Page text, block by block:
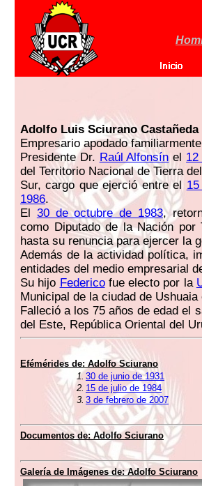
Adolfo Luis Sciurano Castañeda
Empresario apodado
Presidente Dr. Raúl Alfonsín el 12
del Territorio Nacional de Tierra
Sur, cargo que ejerció entre el
1986.
El 30 de octubre de 1983,
como Diputado de la Nación por
hasta su renuncia para ejercer la
Además de la actividad política,
entidades del medio empresarial
Su hijo Federicofue electo por la
Municipal de la ciudad de Ushuaia
Falleció a los 75 años de edad el
del Este, República Oriental del
Efémérides de: Adolfo Sciurano
1. 30 de junio de 1931
2. 15 de julio de 1984
3. 3 de febrero de 2007
Documentos de: Adolfo Sciurano
Galería de Imágenes de:Adolfo Sciurano